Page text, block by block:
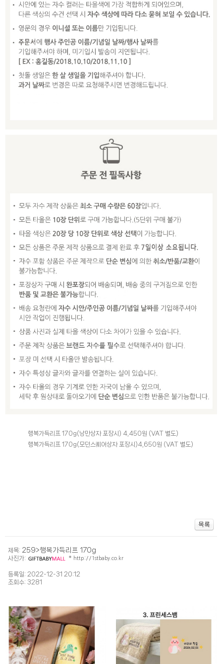
행복가득리프 170g(낭만상자 포장시) 4,450원 (VAT 별도)
행복가득리프 170g(모던스퀘어상자 포장시)4,650원 (VAT 별도)
제목: 259>행복가득리프 170g
사진가: * http://1stbaby.co.kr
등록일: 2022-12-31 20:12
조회수: 3281